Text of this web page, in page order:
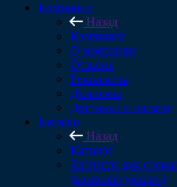
Компания
Назад
Компания
О компании
Отзывы
Реквизиты
Дипломы
Доставка и оплата
Каталог
Назад
Каталог
Запчасти для
(комплектующие)